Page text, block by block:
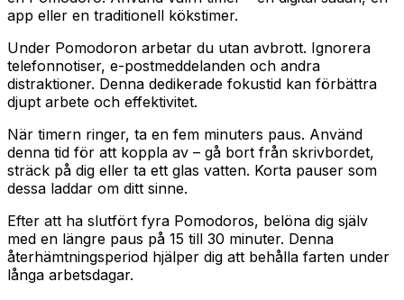
app eller en traditionell kökstimer.
Under Pomodoron arbetar du utan avbrott. Ignorera
telefonnotiser, e-postmeddelanden och andra
distraktioner. Denna dedikerade fokustid kan förbättra
djupt arbete och effektivitet.
När timern ringer, ta en fem minuters paus. Använd
denna tid för att koppla av – gå bort från skrivbordet,
sträck på dig eller ta ett glas vatten. Korta pauser som
dessa laddar om ditt sinne.
Efter att ha slutfört fyra Pomodoros, belöna dig själv
med en längre paus på 15 till 30 minuter. Denna
återhämtningsperiod hjälper dig att behålla farten under
långa arbetsdagar.